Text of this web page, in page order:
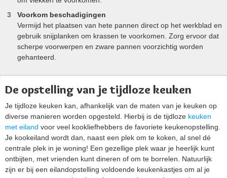
Voorkom beschadigingen
Vermijd het plaatsen van hete pannen direct op het werkblad en
gebruik snijplanken om krassen te voorkomen. Zorg ervoor dat
scherpe voorwerpen en zware pannen voorzichtig worden
gehanteerd.
De opstelling van je tijdloze keuken
Je tijdloze keuken kan, afhankelijk van de maten van je keuken op
diverse manieren worden opgesteld. Hierbij is de tijdloze keuken
met eiland voor veel kookliefhebbers de favoriete keukenopstelling.
Je kookeiland wordt dan, naast een plek om te koken, al snel dé
centrale plek in je woning! Een gezellige plek waar je heerlijk kunt
ontbijten, met vrienden kunt dineren of om te borrelen. Natuurlijk
zijn er bij een eilandopstelling voldoende keukenkastjes om al je